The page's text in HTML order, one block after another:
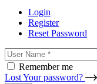
Login
Register
Reset Password
Remember me
Lost Your password?